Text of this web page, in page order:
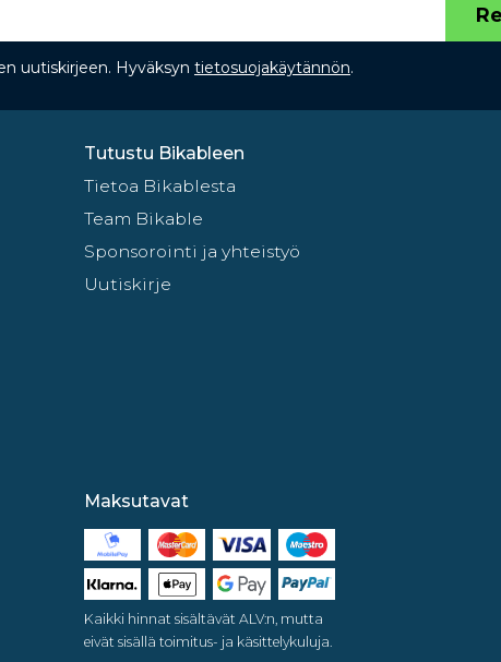
uutiskirjeen. Hyväksyn tietosuojakäytännön.
Tutustu Bikableen
Tietoa Bikablesta
Team Bikable
Sponsorointi ja yhteistyö
Uutiskirje
Maksutavat
Kaikki hinnat sisältävät ALV:n, mutta
eivät sisällä toimitus- ja käsittelykuluja.